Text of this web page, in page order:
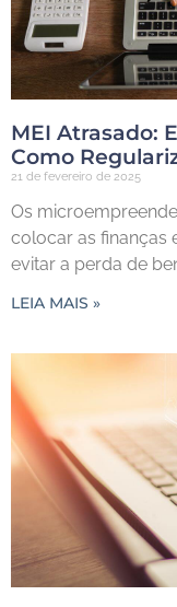
MEI Atrasado:
Como
21 de fevereiro de 2025
Os
colocar as finanças
evitar a perda de
LEIA MAIS »